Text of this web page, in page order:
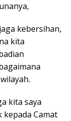
kebersihan,
kita
kita saya
kepada Camat